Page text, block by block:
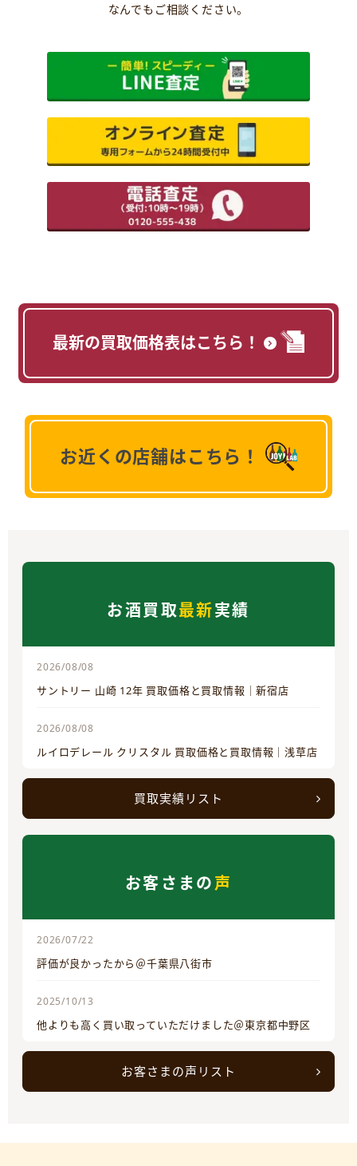
なんでもご相談ください。
最新の買取価格表はこちら！
お近くの店舗はこちら！
お酒買取最新実績
2026/08/08
サントリー 山崎 12年 買取価格と買取情報｜新宿店
2026/08/08
ルイロデレール クリスタル 買取価格と買取情報｜浅草店
買取実績リスト
お客さまの声
2026/07/22
評価が良かったから＠千葉県八街市
2025/10/13
他よりも高く買い取っていただけました＠東京都中野区
お客さまの声リスト